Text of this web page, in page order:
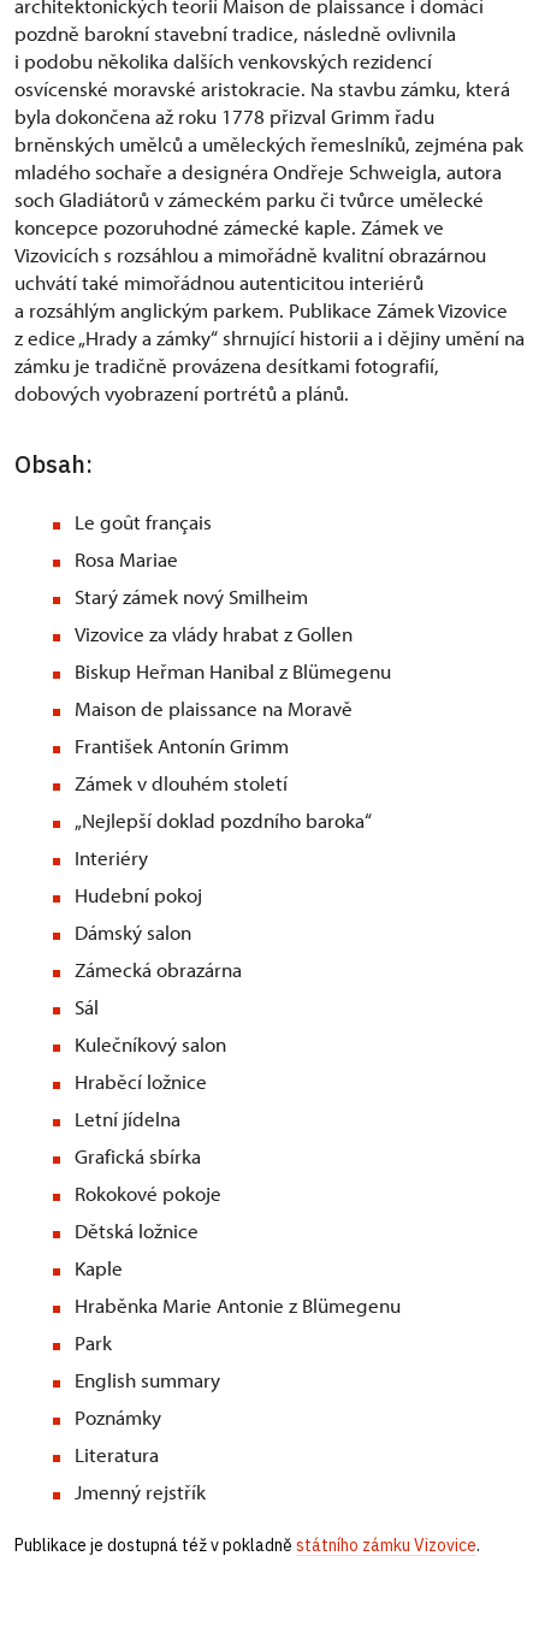
architektonických teorií Maison de plaissance i domácí
pozdně barokní stavební tradice, následně ovlivnila
i podobu několika dalších venkovských rezidencí
osvícenské moravské aristokracie. Na stavbu zámku, která
byla dokončena až roku 1778 přizval Grimm řadu
brněnských umělců a uměleckých řemeslníků, zejména pak
mladého sochaře a designéra Ondřeje Schweigla, autora
soch Gladiátorů v zámeckém parku či tvůrce umělecké
koncepce pozoruhodné zámecké kaple. Zámek ve
Vizovicích s rozsáhlou a mimořádně kvalitní obrazárnou
uchvátí také mimořádnou autenticitou interiérů
a rozsáhlým anglickým parkem. Publikace Zámek Vizovice
z edice „Hrady a zámky“ shrnující historii a i dějiny umění na
zámku je tradičně provázena desítkami fotografií,
dobových vyobrazení portrétů a plánů.
Obsah:
Le goût français
Rosa Mariae
Starý zámek nový Smilheim
Vizovice za vlády hrabat z Gollen
Biskup Heřman Hanibal z Blümegenu
Maison de plaissance na Moravě
František Antonín Grimm
Zámek v dlouhém století
„Nejlepší doklad pozdního baroka“
Interiéry
Hudební pokoj
Dámský salon
Zámecká obrazárna
Sál
Kulečníkový salon
Hraběcí ložnice
Letní jídelna
Grafická sbírka
Rokokové pokoje
Dětská ložnice
Kaple
Hraběnka Marie Antonie z Blümegenu
Park
English summary
Poznámky
Literatura
Jmenný rejstřík
Publikace je dostupná též v pokladně státního zámku Vizovice.